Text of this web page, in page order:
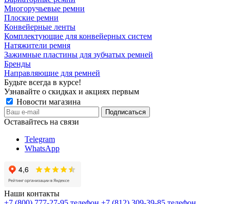
Многоручьевые ремни
Плоские ремни
Конвейерные ленты
Комплектующие для конвейерных систем
Натяжители ремня
Зажимные пластины для зубчатых ремней
Бренды
Направляющие для ремней
Будьте всегда в курсе!
Узнавайте о скидках и акциях первым
Новости магазина
Оставайтесь на связи
Telegram
WhatsApp
Наши контакты